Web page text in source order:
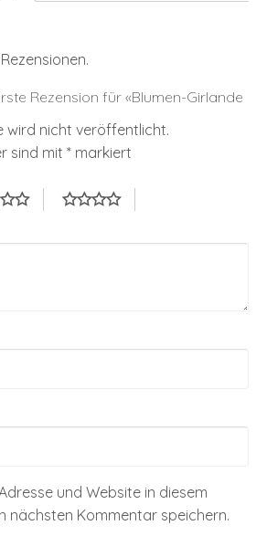
Rezension für «Blumen-Girlande
wird nicht veröffentlicht.
sind mit * markiert
und Website in diesem
nächsten Kommentar speichern.